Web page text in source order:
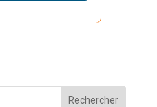
Rechercher